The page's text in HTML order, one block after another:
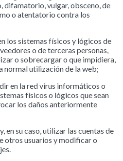
difamatorio, vulgar, obsceno, de
o atentatorio contra los
los sistemas físicos y lógicos de
o de terceras personas,
o sobrecargar o que impidiera,
normal utilización de la web;
en la red virus informáticos o
físicos o lógicos que sean
los daños anteriormente
en su caso, utilizar las cuentas de
otros usuarios y modificar o